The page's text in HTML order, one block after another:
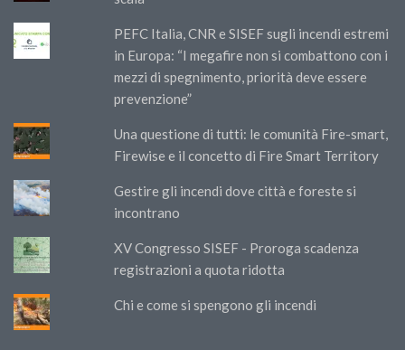
PEFC Italia, CNR e SISEF sugli incendi estremi
in Europa: “I megafire non si combattono con i
mezzi di spegnimento, priorità deve essere
prevenzione”
Una questione di tutti: le comunità Fire-smart,
Firewise e il concetto di Fire Smart Territory
Gestire gli incendi dove città e foreste si
incontrano
XV Congresso SISEF - Proroga scadenza
registrazioni a quota ridotta
Chi e come si spengono gli incendi